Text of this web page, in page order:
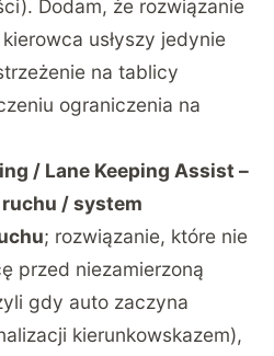
Dodam, że rozwiązanie
usłyszy jedynie
na tablicy
ograniczenia na
/ Lane Keeping Assist –
/ system
; rozwiązanie, które nie
przed niezamierzoną
gdy auto zaczyna
kierunkowskazem),